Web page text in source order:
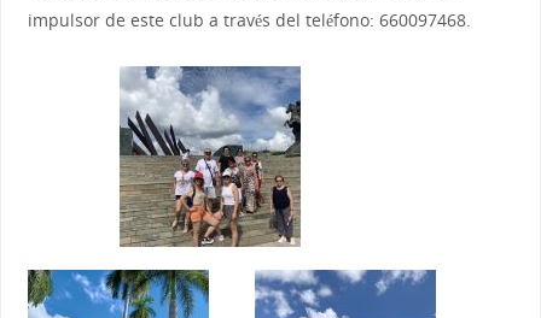
impulsor de este club a través del teléfono: 660097468.